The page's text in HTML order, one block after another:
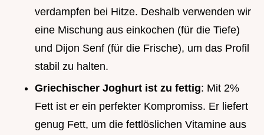
verdampfen bei Hitze. Deshalb verwenden wir
eine Mischung aus einkochen (für die Tiefe)
und Dijon Senf (für die Frische), um das Profil
stabil zu halten.
Griechischer Joghurt ist zu fettig: Mit 2%
Fett ist er ein perfekter Kompromiss. Er liefert
genug Fett, um die fettlöslichen Vitamine aus